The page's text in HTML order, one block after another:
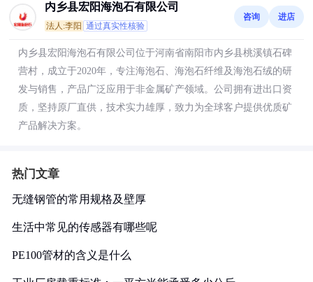
内乡县宏阳海泡石有限公司
法人:李阳 通过真实性核验
咨询 进店
内乡县宏阳海泡石有限公司位于河南省南阳市内乡县桃溪镇石碑
营村，成立于2020年，专注海泡石、海泡石纤维及海泡石绒的研
发与销售，产品广泛应用于非金属矿产领域。公司拥有进出口资
质，坚持原厂直供，技术实力雄厚，致力为全球客户提供优质矿
产品解决方案。
热门文章
无缝钢管的常用规格及壁厚
生活中常见的传感器有哪些呢
PE100管材的含义是什么